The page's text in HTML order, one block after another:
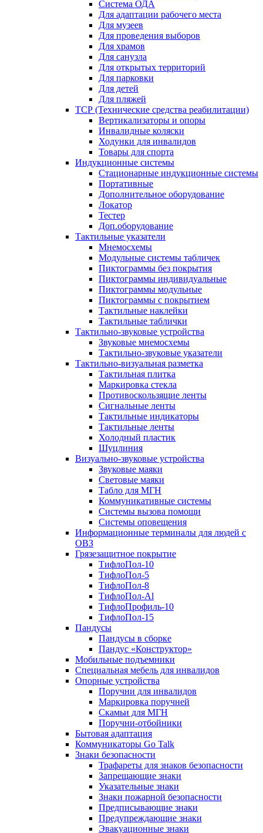
Система ОДА
Для адаптации рабочего места
Для музеев
Для проведения выборов
Для храмов
Для санузла
Для открытых территорий
Для парковки
Для детей
Для пляжей
ТСР (Технические средства реабилитации)
Вертикализаторы и опоры
Инвалидные коляски
Ходунки для инвалидов
Товары для спорта
Индукционные системы
Стационарные индукционные системы
Портативные
Дополнительное оборудование
Локатор
Тестер
Доп.оборудование
Тактильные указатели
Мнемосхемы
Модульные системы табличек
Пиктограммы без покрытия
Пиктограммы индивидуальные
Пиктограммы модульные
Пиктограммы с покрытием
Тактильные наклейки
Тактильные таблички
Тактильно-звуковые устройства
Звуковые мнемосхемы
Тактильно-звуковые указатели
Тактильно-визуальная разметка
Тактильная плитка
Маркировка стекла
Противоскользящие ленты
Сигнальные ленты
Тактильные индикаторы
Тактильные ленты
Холодный пластик
Шуцлиния
Визуально-звуковые устройства
Звуковые маяки
Световые маяки
Табло для МГН
Коммуникативные системы
Системы вызова помощи
Системы оповещения
Информационные терминалы для людей с
ОВЗ
Грязезащитное покрытие
ТифлоПол-10
ТифлоПол-5
ТифлоПол-8
ТифлоПол-Al
ТифлоПрофиль-10
ТифлоПол-15
Пандусы
Пандусы в сборке
Пандус «Конструктор»
Мобильные подъемники
Специальная мебель для инвалидов
Опорные устройства
Поручни для инвалидов
Маркировка поручней
Скамьи для МГН
Поручни-отбойники
Бытовая адаптация
Коммуникаторы Go Talk
Знаки безопасности
Трафареты для знаков безопасности
Запрещающие знаки
Указательные знаки
Знаки пожарной безопасности
Предписывающие знаки
Предупреждающие знаки
Эвакуационные знаки